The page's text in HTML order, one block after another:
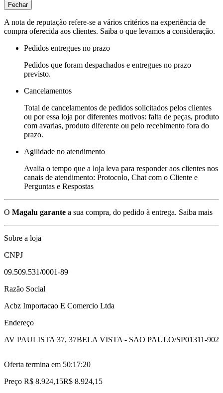
Fechar
A nota de reputação refere-se a vários critérios na experiência de
compra oferecida aos clientes. Saiba o que levamos a consideração.
Pedidos entregues no prazo
Pedidos que foram despachados e entregues no prazo
previsto.
Cancelamentos
Total de cancelamentos de pedidos solicitados pelos clientes
ou por essa loja por diferentes motivos: falta de peças, produto
com avarias, produto diferente ou pelo recebimento fora do
prazo.
Agilidade no atendimento
Avalia o tempo que a loja leva para responder aos clientes nos
canais de atendimento: Protocolo, Chat com o Cliente e
Perguntas e Respostas
O Magalu garante a sua compra, do pedido à entrega. Saiba mais
Sobre a loja
CNPJ
09.509.531/0001-89
Razão Social
Acbz Importacao E Comercio Ltda
Endereço
AV PAULISTA 37, 37BELA VISTA - SAO PAULO/SP01311-902
Oferta termina em 50:17:19
Preço R$ 8.924,15R$ 8.924,15